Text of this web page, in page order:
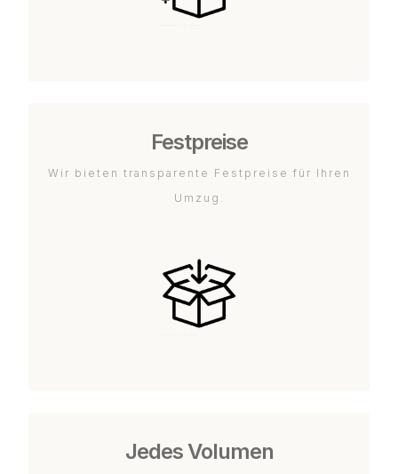
Festpreise
Wir bieten transparente Festpreise für Ihren
Umzug.
Jedes Volumen